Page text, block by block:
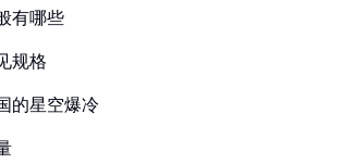
有哪些
规格
的星空爆冷